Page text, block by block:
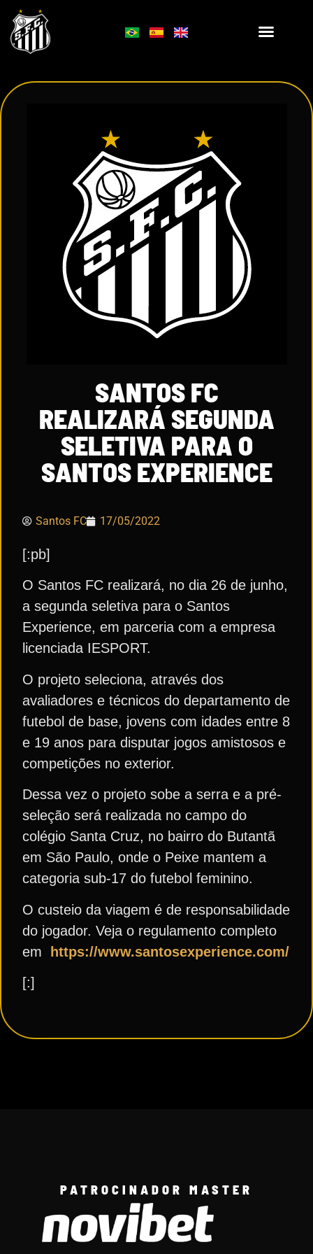
SANTOS FC
REALIZARÁ SEGUNDA
SELETIVA PARA O
SANTOS EXPERIENCE
Santos FC 17/05/2022
[:pb]
O Santos FC realizará, no dia 26 de junho,
a segunda seletiva para o Santos
Experience, em parceria com a empresa
licenciada IESPORT.
O projeto seleciona, através dos
avaliadores e técnicos do departamento de
futebol de base, jovens com idades entre 8
e 19 anos para disputar jogos amistosos e
competições no exterior.
Dessa vez o projeto sobe a serra e a pré-
seleção será realizada no campo do
colégio Santa Cruz, no bairro do Butantã
em São Paulo, onde o Peixe mantem a
categoria sub-17 do futebol feminino.
O custeio da viagem é de responsabilidade
do jogador. Veja o regulamento completo
em https://www.santosexperience.com/
[:]
PATROCINADOR MASTER